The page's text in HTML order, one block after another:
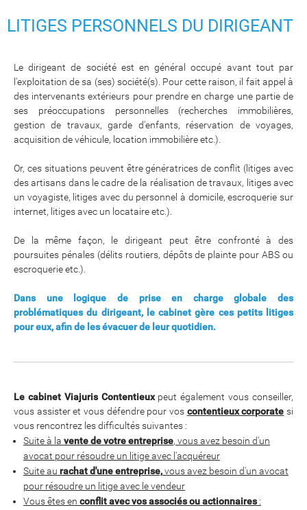
LITIGES PERSONNELS DU DIRIGEANT
Le dirigeant de société est en général occupé avant tout par
l'exploitation de sa (ses) société(s). Pour cette raison, il fait appel à
des intervenants extérieurs pour prendre en charge une partie de
ses préoccupations personnelles (recherches immobilières,
gestion de travaux, garde d'enfants, réservation de voyages,
acquisition de véhicule, location immobilière etc.).
Or, ces situations peuvent être génératrices de conflit (litiges avec
des artisans dans le cadre de la réalisation de travaux, litiges avec
un voyagiste, litiges avec du personnel à domicile, escroquerie sur
internet, litiges avec un locataire etc.).
De la même façon, le dirigeant peut être confronté à des
poursuites pénales (délits routiers, dépôts de plainte pour ABS ou
escroquerie etc.).
Dans une logique de prise en charge globale des
problématiques du dirigeant, le cabinet gère ces petits litiges
pour eux, afin de les évacuer de leur quotidien.
Le cabinet Viajuris Contentieuxpeut également vous conseiller,
vous assister et vous défendre pour vos contentieux corporate si
vous rencontrez les difficultés suivantes :
Suite à la vente de votre entreprise, vous avez besoin d'un
avocat pour résoudre un litige avec l'acquéreur
Suite au rachat d'une entreprise,vous avez besoin d'un avocat
pour résoudre un litige avec le vendeur
Vous êtes en conflit avec vos associés ou actionnaires: